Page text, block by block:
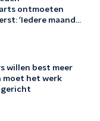
ontmoeten
'Iedere maand
willen best meer
moet het werk